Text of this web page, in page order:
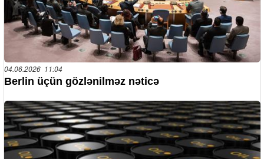
04.06.2026 11:04
Berlin üçün gözlənilməz nəticə